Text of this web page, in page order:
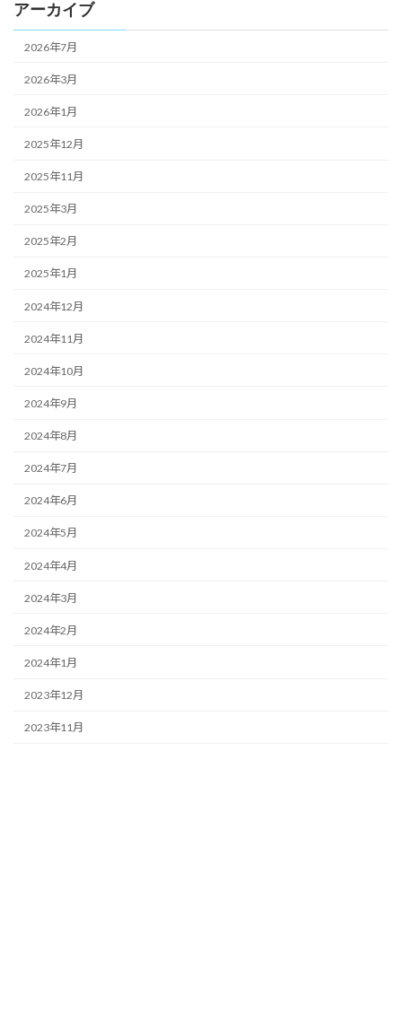
アーカイブ
2026年7月
2026年3月
2026年1月
2025年12月
2025年11月
2025年3月
2025年2月
2025年1月
2024年12月
2024年11月
2024年10月
2024年9月
2024年8月
2024年7月
2024年6月
2024年5月
2024年4月
2024年3月
2024年2月
2024年1月
2023年12月
2023年11月